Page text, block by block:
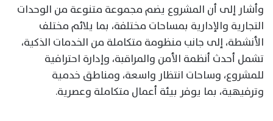
وأشار إلى أن المشروع يضم مجموعة متنوعة من الوحدات
التجارية والإدارية بمساحات مختلفة، بما يلائم مختلف
الأنشطة، إلى جانب منظومة متكاملة من الخدمات الذكية،
تشمل أحدث أنظمة الأمن والمراقبة، وإدارة احترافية
للمشروع، وساحات انتظار واسعة، ومناطق خدمية
وترفيهية، بما يوفر بيئة أعمال متكاملة وعصرية.